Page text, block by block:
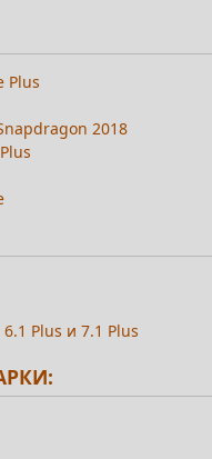
Plus
2018
Plus и 7.1 Plus